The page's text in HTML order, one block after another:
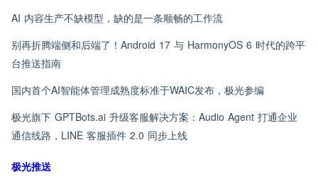
AI 内容生产不缺模型，缺的是一条顺畅的工作流
别再折腾端侧和后端了！Android 17 与 HarmonyOS 6 时代的跨平
台推送指南
国内首个AI智能体管理成熟度标准于WAIC发布，极光参编
极光旗下 GPTBots.ai 升级客服解决方案：Audio Agent 打通企业
通信线路，LINE 客服插件 2.0 同步上线
极光推送